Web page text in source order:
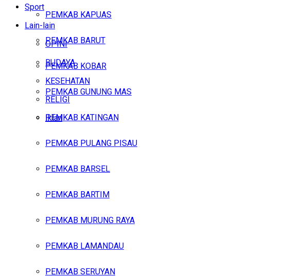
Sport
Lain-lain
OPINI
BUDAYA
KESEHATAN
RELIGI
Iklan
Jumat, Agustus 7, 2026
PEMKAB KAPUAS
PEMKAB BARUT
PEMKAB KOBAR
PEMKAB GUNUNG MAS
PEMKAB KATINGAN
PEMKAB PULANG PISAU
PEMKAB BARSEL
PEMKAB BARTIM
PEMKAB MURUNG RAYA
PEMKAB LAMANDAU
PEMKAB SERUYAN